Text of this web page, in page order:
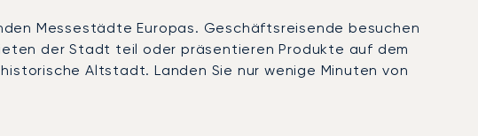
Messestädte Europas. Geschäftsreisende besuchen
der Stadt teil oder präsentieren Produkte auf dem
Altstadt. Landen Sie nur wenige Minuten von
Wünschen richten. Wir organisieren private Transfers